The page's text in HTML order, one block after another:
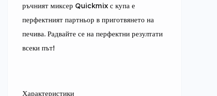
ръчният миксер Quickmix с купа е
перфектният партньор в приготвянето на
печива. Радвайте се на перфектни резултати
всеки път!
Характеристики